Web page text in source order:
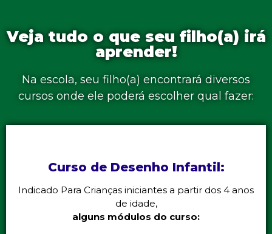
Veja tudo o que seu filho(a) irá
aprender!
Na escola, seu filho(a) encontrará diversos
cursos onde ele poderá escolher qual fazer:
Curso de Desenho Infantil:
Indicado Para Crianças iniciantes a partir dos 4 anos
de idade,
alguns módulos do curso: